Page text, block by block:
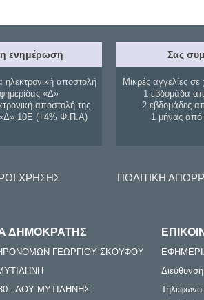
ενημέρωση
ηλεκτρονική αποστολή
«Δ»
αποστολή της
«Δ» 10Ε (+4% Φ.Π.Α)
Σας
Μικρές αγγελίες σε
1 εβδομάδα
2 εβδομάδες
1 μήνας
ΧΡΗΣΗΣ ΠΟΛΙΤΙΚΗ
ΔΗΜΟΚΡΑΤΗΣ
ΓΕΩΡΓΙΟΥ ΣΚΟΥΦΟΥ
- ΔΟΥ ΜΥΤΙΛΗΝΗΣ